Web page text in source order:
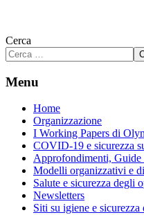
Cerca
Menu
Home
Organizzazione
I Working Papers di
COVID-19 e sicurezza
Approfondimenti, Guide
Modelli organizzativi e
Salute e sicurezza degli
Newsletters
Siti su igiene e